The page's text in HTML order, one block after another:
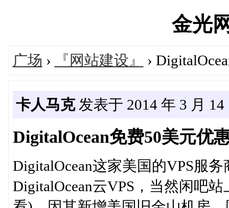
金光
广场 › 『网站建设』 ›
卡人马克发表于 2014 年 3 月 14
DigitalOcean免费50美元优
DigitalOcean这家美国的VPS服
DigitalOcean云VPS，当然闲吧